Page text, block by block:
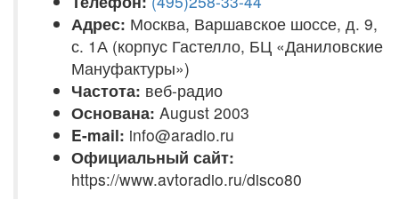
Адрес: Москва, Варшавское шоссе, д. 9,
с. 1А (корпус Гастелло, БЦ «Даниловские
Мануфактуры»)
Частота: веб-радио
Основана: August 2003
E-mail: info@aradio.ru
Официальный сайт:
https://www.avtoradio.ru/disco80